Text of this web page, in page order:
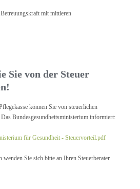
mit mittleren
Sie von der Steuer
können Sie von steuerlichen
Bundesgesundheitsministerium informiert:
für Gesundheit - Steuervorteil.pdf
wenden Sie sich bitte an Ihren Steuerberater.